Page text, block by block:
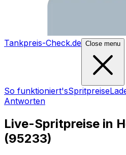
Tankpreis-Check.de Close menu
So funktioniert'sSpritpreise
Antworten
Live-Spritpreise in
(95233)